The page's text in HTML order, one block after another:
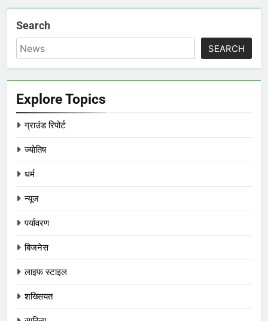
Search
SEARCH
Explore Topics
ग्राउंड रिपोर्ट
ज्योतिष
धर्म
न्यूज
पर्यावरण
बिजनेस
लाइफ स्टाइल
शख्सियत